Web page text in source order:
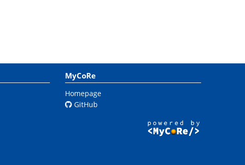
MyCoRe
Homepage
GitHub